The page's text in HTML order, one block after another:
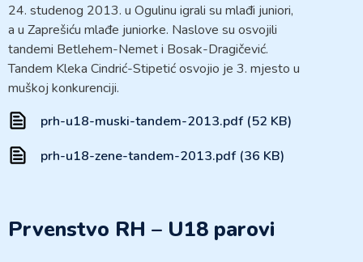
24. studenog 2013. u Ogulinu igrali su mlađi juniori,
a u Zaprešiću mlađe juniorke. Naslove su osvojili
tandemi Betlehem-Nemet i Bosak-Dragičević.
Tandem Kleka Cindrić-Stipetić osvojio je 3. mjesto u
muškoj konkurenciji.
prh-u18-muski-tandem-2013.pdf (52 KB)
prh-u18-zene-tandem-2013.pdf (36 KB)
Prvenstvo RH – U18 parovi